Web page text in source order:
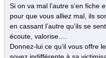
Si on va mal l’autre s’en fiche
pour que vous alliez mal, ils
en cassant l’autre qu’ils se
écoute, valorise….
Donnez-lui ce qu’il vous offre